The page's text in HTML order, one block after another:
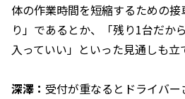
体の作業時間を短縮するための
り」であるとか、「残り1台だか
入っていい」といった見通しも立
深澤： 受付が重なるとドライバ